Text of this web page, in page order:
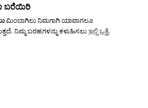
ಬರೆಯಿರಿ
ಮಿಂಬಾಗಿಲು ನಿಮಗಾಗಿ ಯಾವಾಗಲೂ
ನಿಮ್ಮ ಬರಹಗಳನ್ನು ಕಳುಹಿಸಲುಇಲ್ಲಿ ಒತ್ತಿ.